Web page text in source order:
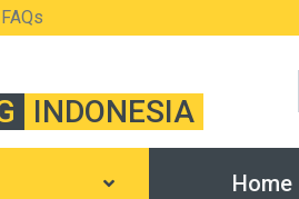
FAQs
INDONESIA
Home